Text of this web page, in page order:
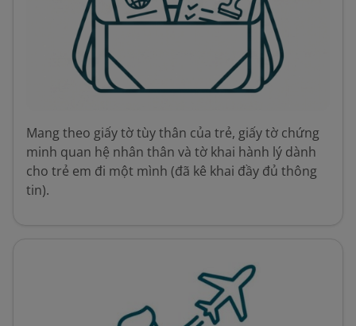
Mang theo giấy tờ tùy thân của trẻ, giấy tờ chứng
minh quan hệ nhân thân và tờ khai hành lý dành
cho trẻ em đi một mình (đã kê khai đầy đủ thông
tin).